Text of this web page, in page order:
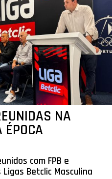
NA
ÉPOCA
com FPB e
Betclic Masculina